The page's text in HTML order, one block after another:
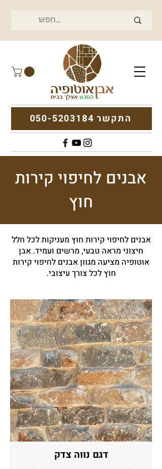
התקשר 050-5203184
אבנים לחיפוי קירות
חוץ
אבנים לחיפוי קירות חוץ מעניקות לכל חלל
חיצוני מראה טבעי, מרשים ועמיד. אבן
אוטופיה מציעה מגוון אבנים לחיפוי קירות
חוץ לכל צורך עיצובי.
דגם נווה צדק